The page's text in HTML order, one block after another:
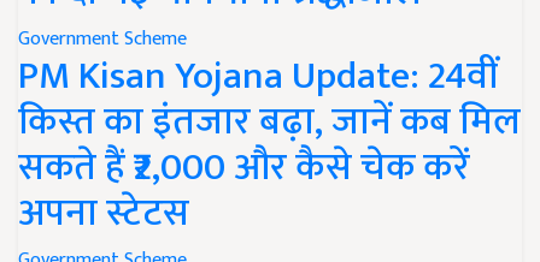
Government Scheme
PM Kisan Yojana Update: 24वीं
किस्त का इंतजार बढ़ा, जानें कब मिल
सकते हैं ₹2,000 और कैसे चेक करें
अपना स्टेटस